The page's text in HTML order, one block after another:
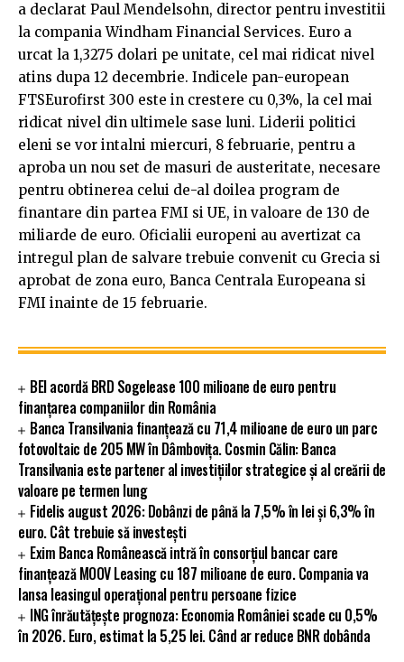
a declarat Paul Mendelsohn, director pentru investitii
la compania Windham Financial Services. Euro a
urcat la 1,3275 dolari pe unitate, cel mai ridicat nivel
atins dupa 12 decembrie. Indicele pan-european
FTSEurofirst 300 este in crestere cu 0,3%, la cel mai
ridicat nivel din ultimele sase luni. Liderii politici
eleni se vor intalni miercuri, 8 februarie, pentru a
aproba un nou set de masuri de austeritate, necesare
pentru obtinerea celui de-al doilea program de
finantare din partea FMI si UE, in valoare de 130 de
miliarde de euro. Oficialii europeni au avertizat ca
intregul plan de salvare trebuie convenit cu Grecia si
aprobat de zona euro, Banca Centrala Europeana si
FMI inainte de 15 februarie.
BEI acordă BRD Sogelease 100 milioane de euro pentru
finanțarea companiilor din România
Banca Transilvania finanțează cu 71,4 milioane de euro un parc
fotovoltaic de 205 MW în Dâmbovița. Cosmin Călin: Banca
Transilvania este partener al investițiilor strategice și al creării de
valoare pe termen lung
Fidelis august 2026: Dobânzi de până la 7,5% în lei și 6,3% în
euro. Cât trebuie să investești
Exim Banca Românească intră în consorțiul bancar care
finanțează MOOV Leasing cu 187 milioane de euro. Compania va
lansa leasingul operațional pentru persoane fizice
ING înrăutățește prognoza: Economia României scade cu 0,5%
în 2026. Euro, estimat la 5,25 lei. Când ar reduce BNR dobânda